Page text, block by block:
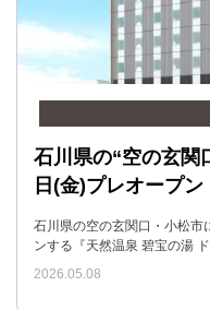
石川県の“空の玄関
日(金)プレオープ
石川県の空の玄関口・小松
ンする『天然温泉 碧宝の湯
2026.05.08